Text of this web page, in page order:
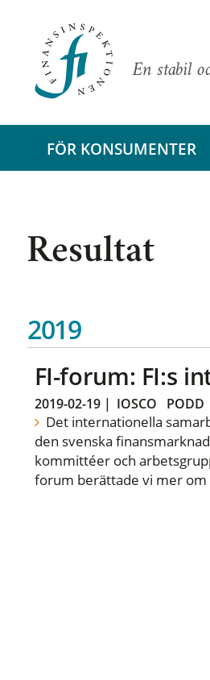
En stabil
FÖR KONSUMENTER
Resultat
2019
FI-forum: FI:s
2019-02-19| IOSCO PODD
Det internationella
den svenska
kommittéer och
forum berättade vi mer